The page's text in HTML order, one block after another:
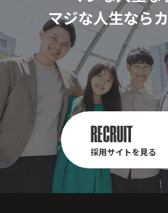
マジな人生なら
RECRUIT
採用サイトを見る